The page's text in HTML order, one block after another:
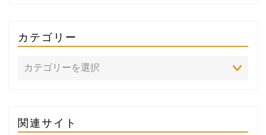
カテゴリー
関連サイト